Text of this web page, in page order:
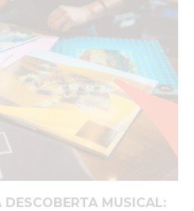
MUSICAL: